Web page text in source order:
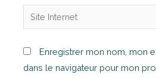
Enregistrer mon nom, mon
dans le navigateur pour mon